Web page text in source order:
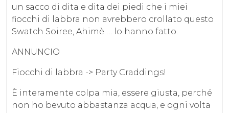
un sacco di dita e dita dei piedi che i miei
fiocchi di labbra non avrebbero crollato questo
Swatch Soiree, Ahimè … lo hanno fatto.
ANNUNCIO
Fiocchi di labbra -> Party Craddings!
È interamente colpa mia, essere giusta, perché
non ho bevuto abbastanza acqua, e ogni volta